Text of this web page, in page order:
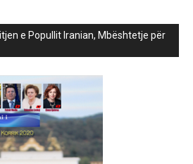
e Popullit Iranian, Mbështetje për